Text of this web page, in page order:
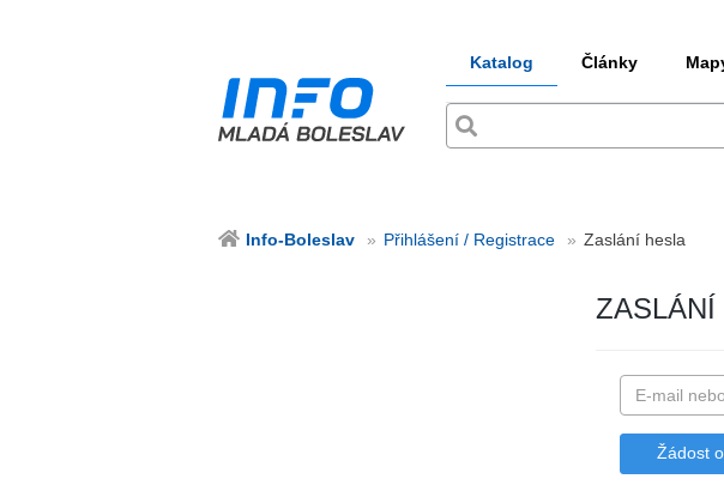
Katalog Články
Info-Boleslav Přihlášení / Registrace Zaslání hesla
ZASLÁNÍ